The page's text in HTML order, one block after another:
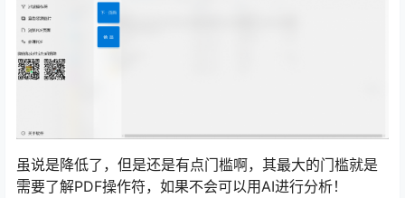
虽说是降低了，但是还是有点门槛啊，其最大的门槛就是
需要了解PDF操作符，如果不会可以用AI进行分析！